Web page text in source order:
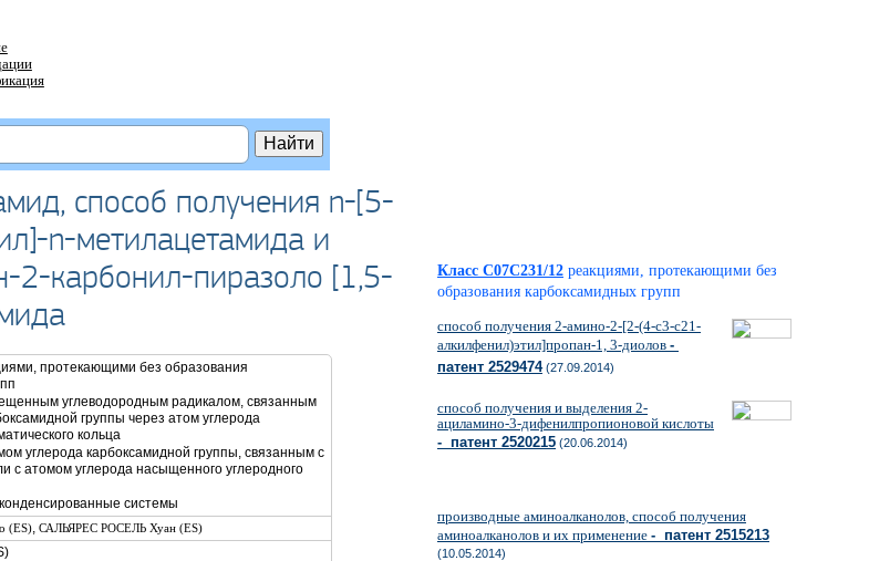
способ получения n-[5-
n-метилацетамида и
2-карбонил-пиразоло [1,5-
протекающими без образования
углеводородным радикалом, связанным
группы через атом углерода
кольца
углерода карбоксамидной группы, связанным с
с атомом углерода насыщенного углеродного
системы
(ES), САЛЬЯРЕС РОСЕЛЬ Хуан (ES)
Класс C07C231/12 реакциями, протекающими без
образования карбоксамидных групп
способ получения 2-амино-2-[2-(4-с3-с21-
алкилфенил)этил]пропан-1, 3-диолов -
патент 2529474(27.09.2014)
способ получения и выделения 2-
ациламино-3-дифенилпропионовой кислоты
- патент 2520215 (20.06.2014)
производные аминоалканолов, способ получения
аминоалканолов и их применение - патент 2515213
(10.05.2014)